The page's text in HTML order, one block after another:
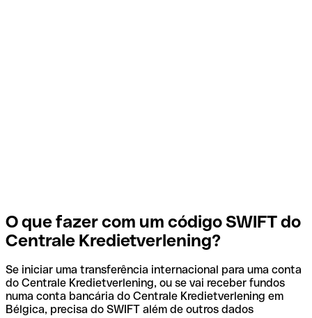
O que fazer com um código SWIFT do
Centrale Kredietverlening?
Se iniciar uma transferência internacional para uma conta
do Centrale Kredietverlening, ou se vai receber fundos
numa conta bancária do Centrale Kredietverlening em
Bélgica, precisa do SWIFT além de outros dados